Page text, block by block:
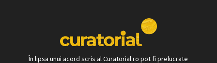
În lipsa unui acord scris al Curatorial.ro pot fi prelucrate